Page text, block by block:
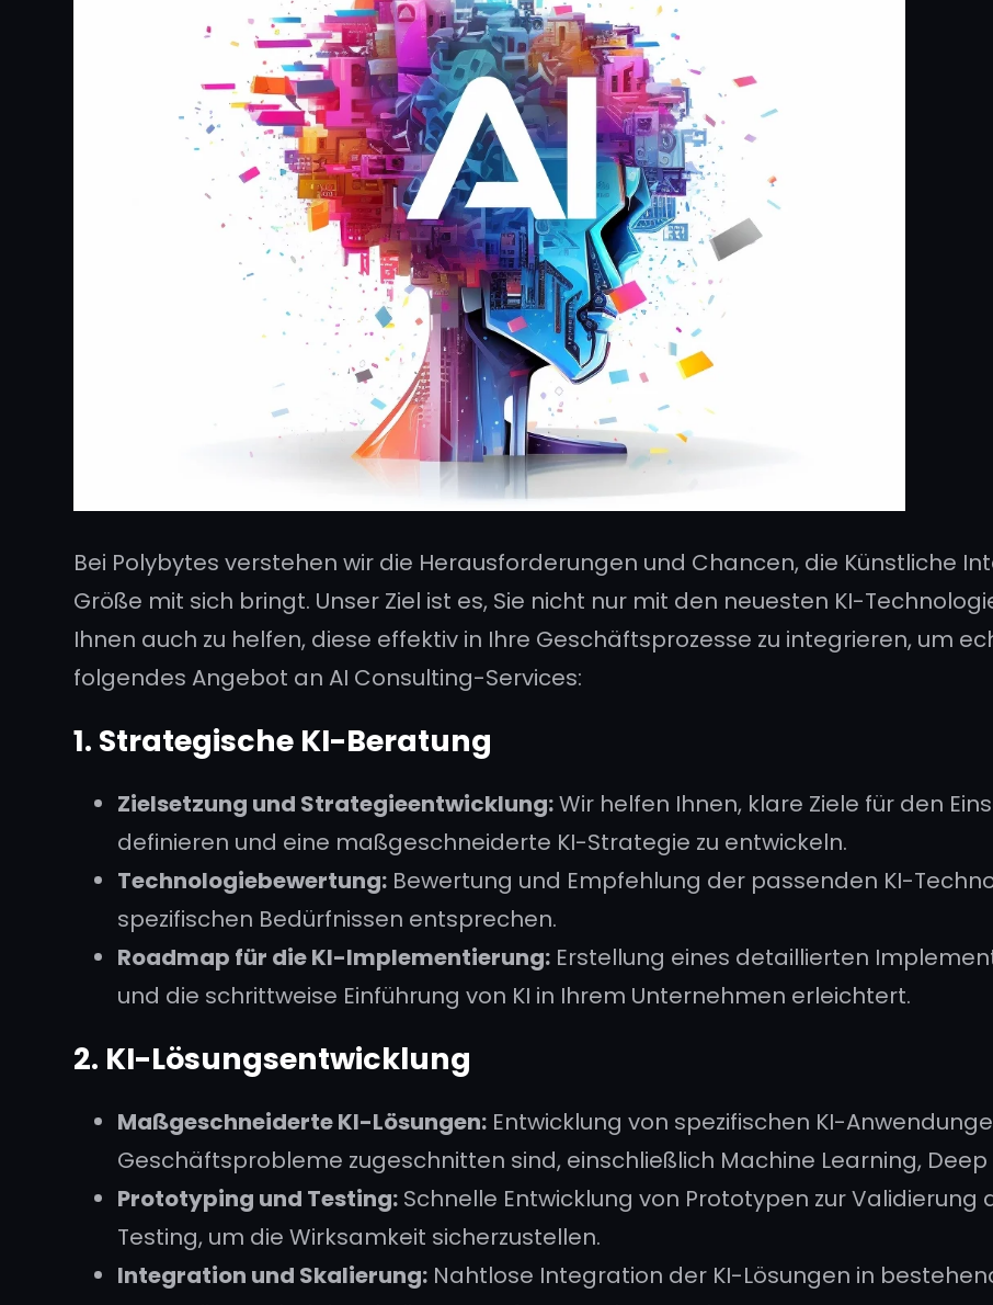
Bei Polybytes verstehen wir die Herausforderungen und Chancen, die Künstliche
Größe mit sich bringt. Unser Ziel ist es, Sie nicht nur mit den neuesten KI-
Ihnen auch zu helfen, diese effektiv in Ihre Geschäftsprozesse zu integrieren, um
folgendes Angebot an AI Consulting-Services:
1. Strategische KI-Beratung
Zielsetzung und Strategieentwicklung:Wir helfen Ihnen, klare Ziele für den
definieren und eine maßgeschneiderte KI-Strategie zu entwickeln.
Technologiebewertung: Bewertung und Empfehlung der passenden KI-
spezifischen Bedürfnissen entsprechen.
Roadmap für die KI-Implementierung: Erstellung eines detaillierten
und die schrittweise Einführung von KI in Ihrem Unternehmen erleichtert.
2. KI-Lösungsentwicklung
Maßgeschneiderte KI-Lösungen: Entwicklung von spezifischen KI-
Geschäftsprobleme zugeschnitten sind, einschließlich Machine Learning, Deep
Prototyping und Testing: Schnelle Entwicklung von Prototypen zur
Testing, um die Wirksamkeit sicherzustellen.
Integration und Skalierung: Nahtlose Integration der KI-Lösungen in